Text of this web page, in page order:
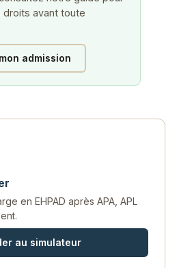
droits avant toute
admission
en EHPAD après APA, APL
au simulateur